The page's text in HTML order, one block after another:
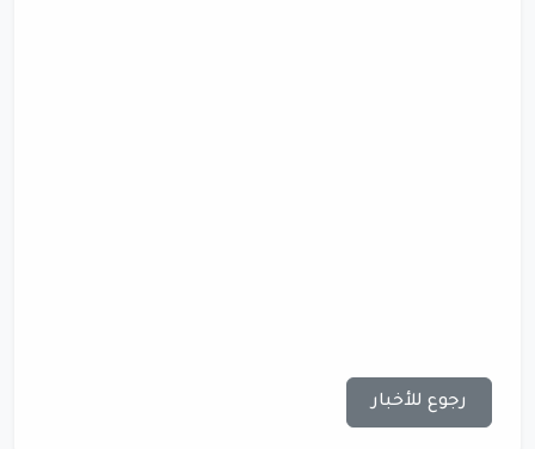
رجوع للأخبار